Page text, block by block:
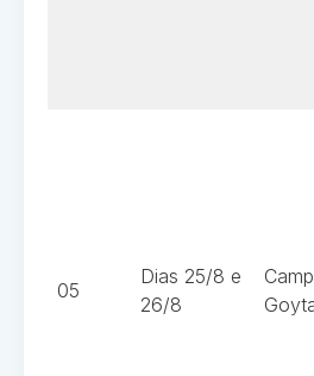
05
Dias 25/8 e
26/8